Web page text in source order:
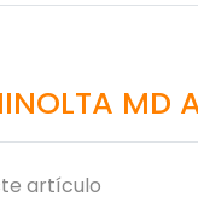
MD
artículo